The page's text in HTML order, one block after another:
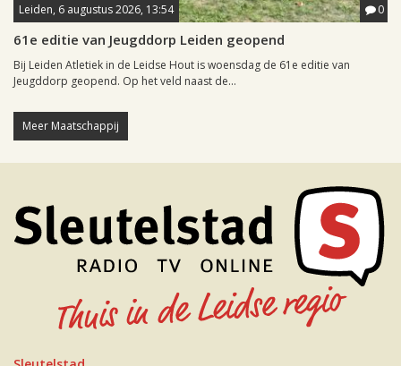
Leiden, 6 augustus 2026, 13:54 0
61e editie van Jeugddorp Leiden geopend
Bij Leiden Atletiek in de Leidse Hout is woensdag de 61e editie van
Jeugddorp geopend. Op het veld naast de...
Meer Maatschappij